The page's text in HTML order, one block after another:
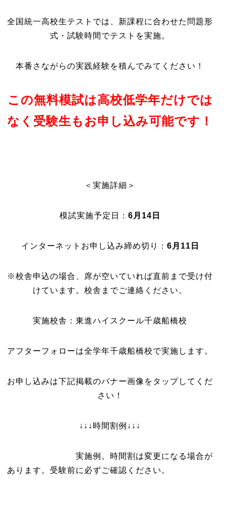
全国統一高校生テストでは、 新課程に合わせた問題形
式・試験時間 でテストを実施。
本番さながらの実践経験を積んでみてください！
この無料模試は高校低学年だけでは
なく受験生もお申し込み可能です！
＜実施詳細＞
模試実施予定日：6月14日
インターネットお申し込み締め切り： 6 月11日
※校舎申込の場合、席が空いていれば直前まで受け付
けています。校舎までご連絡ください。
実施校舎：東進ハイスクール千歳船橋校
アフターフォローは全学年千歳船橋校で実施します。
お申し込みは下記掲載のバナー画像をタップしてくだ
さい！
↓↓↓時間割例↓↓↓
実施例。時間割は変更になる場合が
あります。受験前に必ずご確認ください。